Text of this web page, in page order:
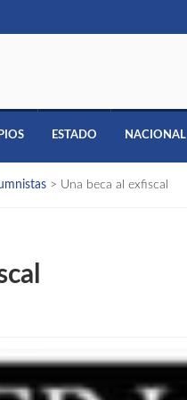
ESTADO NACIONAL
> Una beca al exfiscal